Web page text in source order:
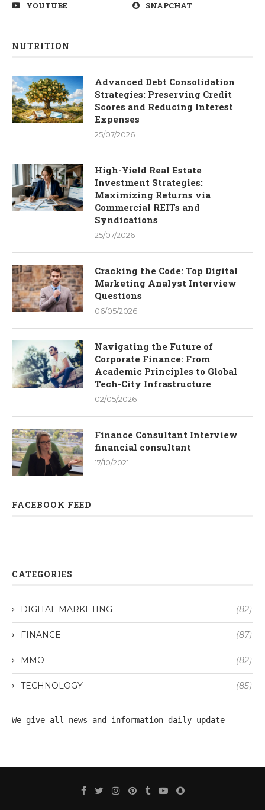
YOUTUBE
SNAPCHAT
NUTRITION
Advanced Debt Consolidation
Strategies: Preserving Credit
Scores and Reducing Interest
Expenses
25/07/2026
High-Yield Real Estate
Investment Strategies:
Maximizing Returns via
Commercial REITs and
Syndications
25/07/2026
Cracking the Code: Top Digital
Marketing Analyst Interview
Questions
06/05/2026
Navigating the Future of
Corporate Finance: From
Academic Principles to Global
Tech-City Infrastructure
02/05/2026
Finance Consultant Interview
financial consultant
17/10/2021
FACEBOOK FEED
CATEGORIES
DIGITAL MARKETING (82)
FINANCE (87)
MMO (82)
TECHNOLOGY (85)
We give all news and information daily update